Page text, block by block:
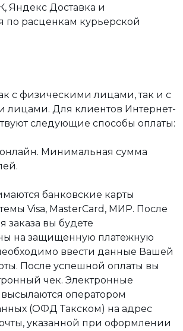
Яндекс Доставка и
по расценкам курьерской
с физическими лицами, так и с
Для клиентов Интернет-
следующие способы оплаты:
Минимальная сумма
банковские карты
Visa, MasterCard, МИР. После
заказа вы будете
на защищенную платежную
ввести данные Вашей
После успешной оплаты вы
чек. Электронные
оператором
(ОФД Такском) на адрес
указанной при оформлении